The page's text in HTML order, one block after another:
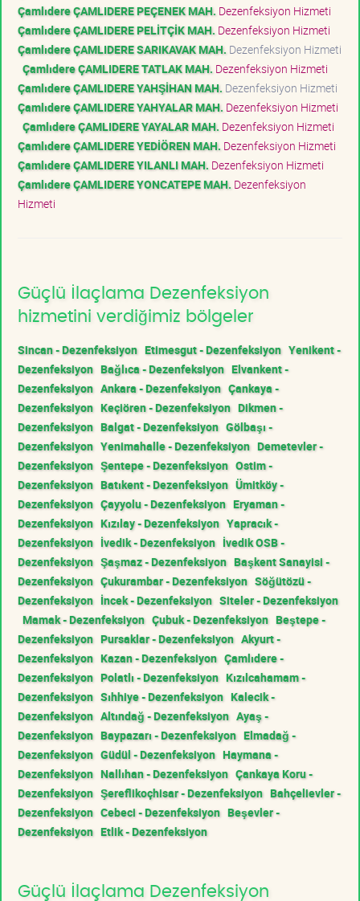
Çamlıdere ÇAMLIDERE PEÇENEK MAH. Dezenfeksiyon Hizmeti
Çamlıdere ÇAMLIDERE PELİTÇİK MAH. Dezenfeksiyon Hizmeti
Çamlıdere ÇAMLIDERE SARIKAVAK MAH. Dezenfeksiyon Hizmeti
Çamlıdere ÇAMLIDERE TATLAK MAH. Dezenfeksiyon Hizmeti
Çamlıdere ÇAMLIDERE YAHŞİHAN MAH. Dezenfeksiyon Hizmeti
Çamlıdere ÇAMLIDERE YAHYALAR MAH. Dezenfeksiyon Hizmeti
Çamlıdere ÇAMLIDERE YAYALAR MAH. Dezenfeksiyon Hizmeti
Çamlıdere ÇAMLIDERE YEDİÖREN MAH. Dezenfeksiyon Hizmeti
Çamlıdere ÇAMLIDERE YILANLI MAH. Dezenfeksiyon Hizmeti
Çamlıdere ÇAMLIDERE YONCATEPE MAH. Dezenfeksiyon
Hizmeti
Güçlü İlaçlama Dezenfeksiyon
hizmetini verdiğimiz bölgeler
Sincan - Dezenfeksiyon Etimesgut - Dezenfeksiyon Yenikent -
Dezenfeksiyon Bağlıca - Dezenfeksiyon Elvankent -
Dezenfeksiyon Ankara - Dezenfeksiyon Çankaya -
Dezenfeksiyon Keçiören - Dezenfeksiyon Dikmen -
Dezenfeksiyon Balgat - Dezenfeksiyon Gölbaşı -
Dezenfeksiyon Yenimahalle - Dezenfeksiyon Demetevler -
Dezenfeksiyon Şentepe - Dezenfeksiyon Ostim -
Dezenfeksiyon Batıkent - Dezenfeksiyon Ümitköy -
Dezenfeksiyon Çayyolu - Dezenfeksiyon Eryaman -
Dezenfeksiyon Kızılay - Dezenfeksiyon Yapracık -
Dezenfeksiyon İvedik - Dezenfeksiyon İvedik OSB -
Dezenfeksiyon Şaşmaz - Dezenfeksiyon Başkent Sanayisi -
Dezenfeksiyon Çukurambar - Dezenfeksiyon Söğütözü -
Dezenfeksiyon İncek - Dezenfeksiyon Siteler - Dezenfeksiyon
Mamak - Dezenfeksiyon Çubuk - Dezenfeksiyon Beştepe -
Dezenfeksiyon Pursaklar - Dezenfeksiyon Akyurt -
Dezenfeksiyon Kazan - Dezenfeksiyon Çamlıdere -
Dezenfeksiyon Polatlı - Dezenfeksiyon Kızılcahamam -
Dezenfeksiyon Sıhhiye - Dezenfeksiyon Kalecik -
Dezenfeksiyon Altındağ - Dezenfeksiyon Ayaş -
Dezenfeksiyon Baypazarı - Dezenfeksiyon Elmadağ -
Dezenfeksiyon Güdül - Dezenfeksiyon Haymana -
Dezenfeksiyon Nallıhan - Dezenfeksiyon Çankaya Koru -
Dezenfeksiyon Şereflikoçhisar - Dezenfeksiyon Bahçelievler -
Dezenfeksiyon Cebeci - Dezenfeksiyon Beşevler -
Dezenfeksiyon Etlik - Dezenfeksiyon
Güçlü İlaçlama Dezenfeksiyon